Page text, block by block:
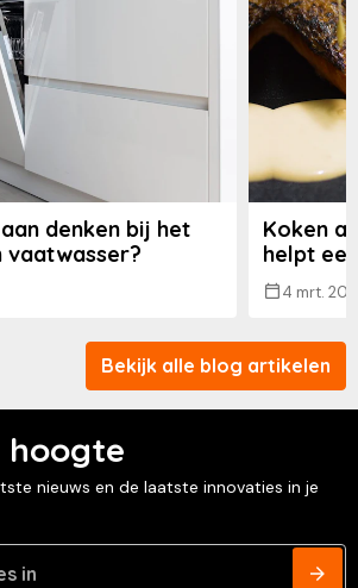
denken bij het
vaatwasser?
Koken
helpt
4 mrt.
Bekijk alle blog artikelen
hoogte
nieuws en de laatste innovaties in je